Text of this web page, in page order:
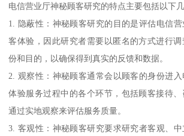
电信营业厅神秘顾客研究的特点主要包括以下几
1. 隐蔽性：神秘顾客研究的目的是评估电信
客体验，因此研究者需要以匿名的方式进行
份和目的，以确保得到真实的反馈和数据。
2. 观察性：神秘顾客通常会以顾客的身份进
体验服务过程中的各个环节，包括顾客接待、
通过实地观察来评估服务质量。
3. 客观性：神秘顾客研究要求研究者客观、